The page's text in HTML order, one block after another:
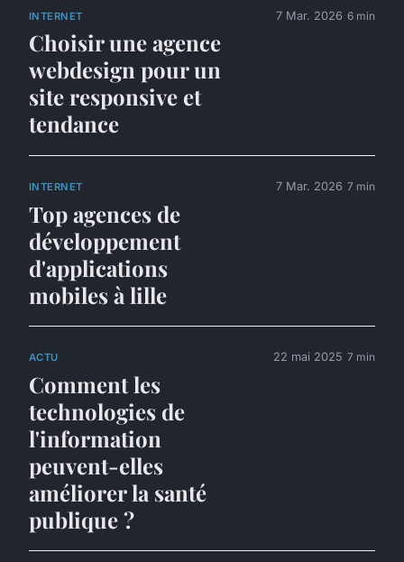
INTERNET
Choisir une agence
webdesign pour un
site responsive et
tendance
7 Mar. 2026 6 min
INTERNET
Top agences de
développement
d'applications
mobiles à lille
7 Mar. 2026 7 min
ACTU
Comment les
technologies de
l'information
peuvent-elles
améliorer la santé
publique ?
22 mai 2025 7 min